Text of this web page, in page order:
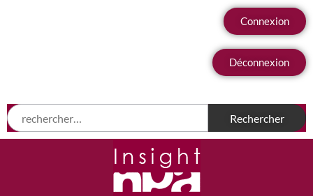
Connexion
Déconnexion